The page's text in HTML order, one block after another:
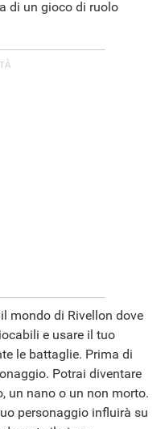
di un gioco di ruolo
mondo di Rivellon dove
e usare il tuo
le battaglie. Prima di
Potrai diventare
un nano o un non morto.
personaggio influirà su